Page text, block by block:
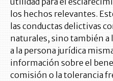
los hechos relevantes.
las conductas delictivas
naturales, sino también
a la persona jurídica
información sobre el
comisión o la tolerancia